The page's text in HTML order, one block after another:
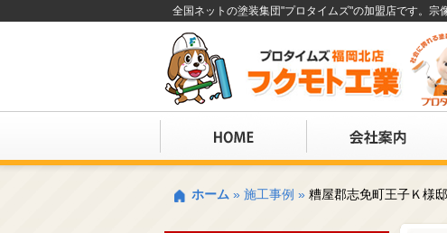
全国ネットの塗装集団"プロタイムズ"の加盟店です。
ホーム » 施工事例 » 糟屋郡志免町王子Ｋ様